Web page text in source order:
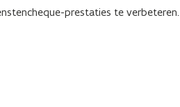
prestaties te verbeteren.